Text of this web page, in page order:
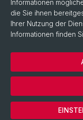
Social Media
Instagram
Informationen
die Sie ihnen
Ihrer Nutzung der
Informationen finden